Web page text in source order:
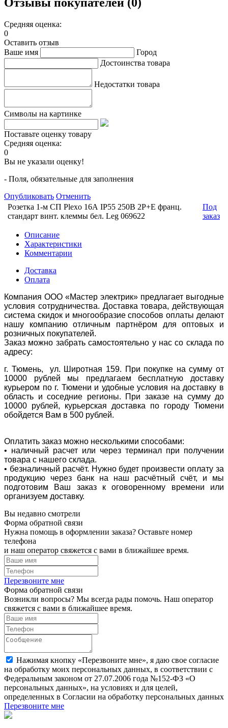
Средняя оценка:
0
Оставить отзыв
Ваше имя
Город
Достоинства товара
Недостатки товара
Символы на картинке
Поставьте оценку товару
Средняя оценка:
0
Вы не указали оценку!
- Поля, обязательные для заполнения
Опубликовать Отменить
Розетка 1-м СП Plexo 16А IP55 250В 2P+E франц.
стандарт винт. клеммы бел. Leg 069622
Под
заказ
Описание
Характеристики
Комментарии
Доставка
Оплата
Компания ООО «Мастер электрик» предлагает выгодные
условия сотрудничества. Доставка товара, действующая
система скидок и многообразие способов оплаты делают
нашу компанию отличным партнёром для оптовых и
розничных покупателей.
Заказ можно забрать самостоятельно у нас со склада по
адресу:
г. Тюмень, ул. Широтная 159. При покупке на сумму от
10000 рублей мы предлагаем бесплатную доставку
курьером по г. Тюмени и удобные условия на доставку в
область и соседние регионы. При заказе на сумму до
10000 рублей, курьерская доставка по городу Тюмени
обойдется Вам в 500 рублей.
Оплатить заказ можно несколькими способами:
• наличный расчет или через терминал при получении
товара с нашего склада.
• безналичный расчёт. Нужно будет произвести оплату за
продукцию через банк на наш расчётный счёт, и мы
подготовим Ваш заказ к оговоренному времени или
организуем доставку.
Вы недавно смотрели
Форма обратной связи
Нужна помощь в оформлении заказа? Оставьте номер
телефона
и наш оператор свяжется с вами в ближайшее время.
Перезвоните мне
Форма обратной связи
Возникли вопросы? Мы всегда рады помочь. Наш оператор
свяжется с вами в ближайшее время.
Нажимая кнопку «Перезвоните мне», я даю свое согласие
на обработку моих персональных данных, в соответствии с
Федеральным законом от 27.07.2006 года №152-ФЗ «О
персональных данных», на условиях и для целей,
определенных в Согласии на обработку персональных данных
Перезвоните мне